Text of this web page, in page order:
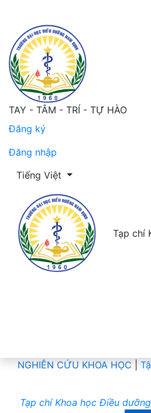
TAY - TÂM - TRÍ - TỰ HÀO
Đăng ký
Đăng nhập
Thay đổi ngôn ngữ. Ngôn ngữ
Tiếng Việt
Tạp chí
NGHIÊN CỨU KHOA HỌC
Tạp chí Khoa học Điều